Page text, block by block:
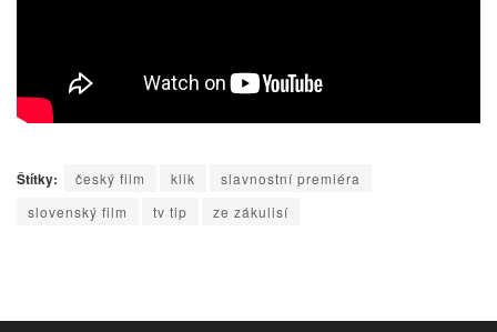
Štítky: český film klik
slavnostní premiéra
slovenský film
tv tip ze zákulisí